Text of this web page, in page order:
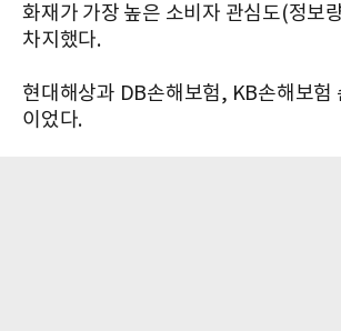
화재가 가장 높은 소비자 관심도(정보
차지했다.
현대해상과 DB손해보험, KB손해보험
이었다.